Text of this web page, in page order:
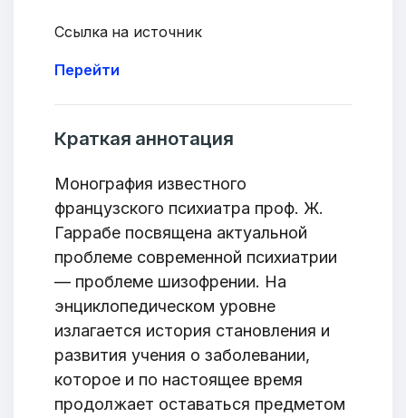
Ссылка на источник
Перейти
Краткая аннотация
Монография известного
французского психиатра проф. Ж.
Гаррабе посвящена актуальной
проблеме современной психиатрии
— проблеме шизофрении. На
энциклопедическом уровне
излагается история становления и
развития учения о заболевании,
которое и по настоящее время
продолжает оставаться предметом